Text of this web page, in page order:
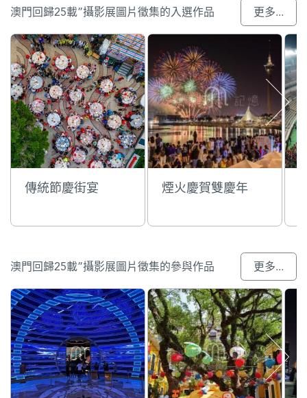
澳門回歸25載”攝影展圖片徵集的入選作品 更多...
傳統節慶街宴 煙火慶賀雙慶年
澳門回歸25載”攝影展圖片徵集的參與作品 更多...